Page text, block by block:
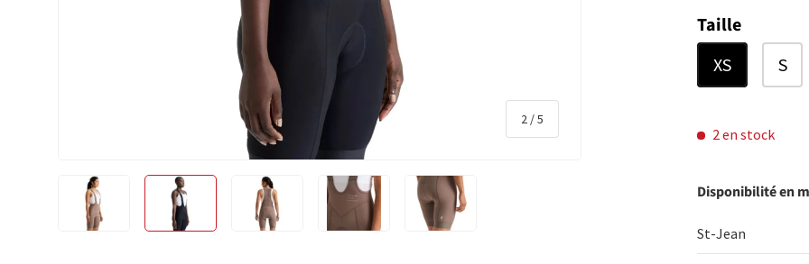
2 /de
5
Taille
XS S
2 en stock
Disponibilité en
St-Jean